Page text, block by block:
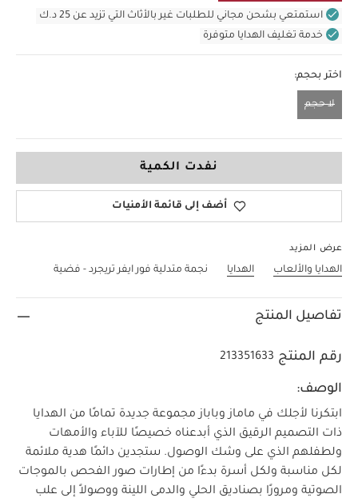
استمتعي بشحن مجاني للطلبات غير بالأثاث التي تزيد عن 25 د.ك
خدمة تغليف الهدايا متوفرة
اختر بحجم:
لا حجم
نفدت الكمية
أضف إلى قائمة الأمنيات
عرض المزيد
الهدايا والألعاب الهدايا نجمة متدلية فور ايفر تريجرد - فضية
تفاصيل المنتج
رقم المنتج 213351633
الوصف:
ابتكرنا لأجلك في ماماز وباباز مجموعة جديدة تمامًا من الهدايا
ذات التصميم الرقيق الذي أبدعناه خصيصًا للآباء والأمهات
ولطفلهم الذي على وشك الوصول. ستجدين دائمًا هدية ملائمة
لكل مناسبة ولكل أسرة بدءًا من إطارات صور الفحص بالموجات
الصوتية ومرورًا بصناديق الحلي والدمى اللينة ووصولاً إلى علب